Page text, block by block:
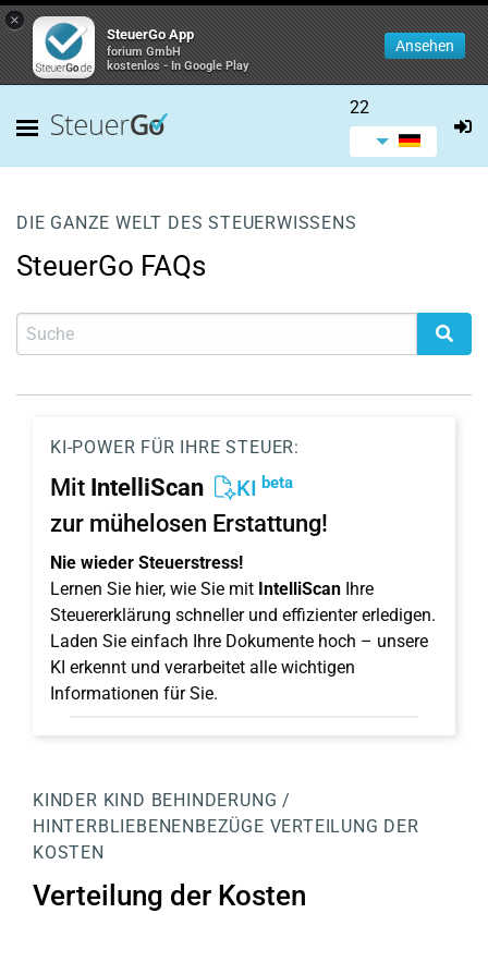
×
SteuerGo App
forium GmbH
kostenlos - In Google Play
Ansehen
22
DIE GANZE WELT DES STEUERWISSENS
SteuerGo FAQs
KI-POWER FÜR IHRE STEUER:
Mit IntelliScan KI beta
zur mühelosen Erstattung!
Nie wieder Steuerstress!
Lernen Sie hier, wie Sie mit IntelliScan Ihre
Steuererklärung schneller und effizienter erledigen.
Laden Sie einfach Ihre Dokumente hoch – unsere
KI erkennt und verarbeitet alle wichtigen
Informationen für Sie.
KINDER KIND BEHINDERUNG /
HINTERBLIEBENENBEZÜGE VERTEILUNG DER
KOSTEN
Verteilung der Kosten